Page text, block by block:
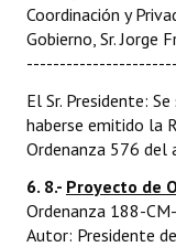
Coordinación y
Gobierno, Sr.
El Sr. Presidente:
haberse emitido la
Ordenanza 576 del
6. 8.- Proyecto de
Ordenanza 188-
Autor: Presidente